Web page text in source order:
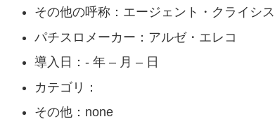
その他の呼称：エージェント・クライシス
パチスロメーカー：アルゼ・エレコ
導入日：- 年 – 月 – 日
カテゴリ：
その他：none